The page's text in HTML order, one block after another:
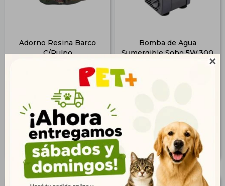

Adorno Resina Barco
C/Pulpo
$ 239
$ 268
Bomba de Agua
Sumergible Sobo 5W.300
$ 508